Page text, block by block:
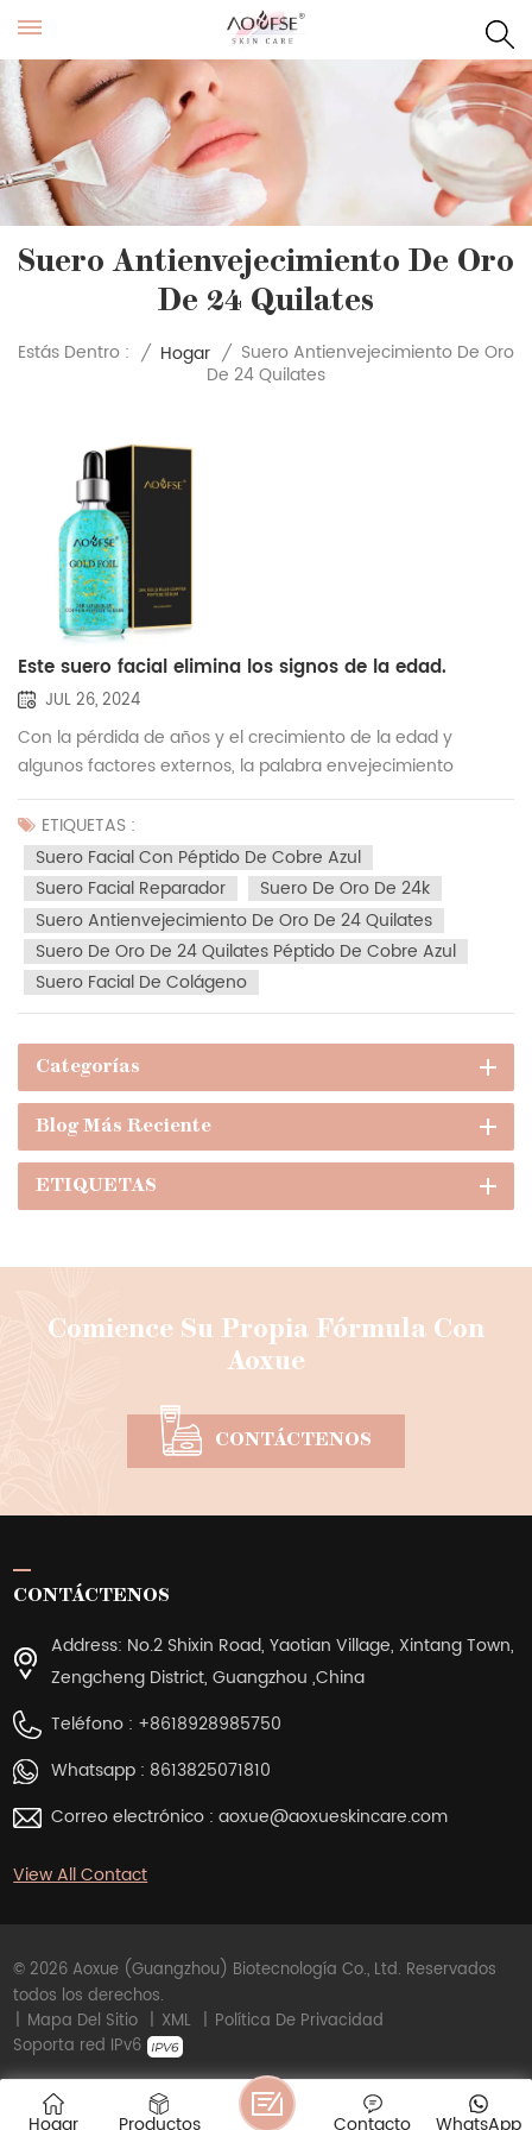
Suero Antienvejecimiento De Oro
De 24 Quilates
Estás Dentro : / Hogar / Suero Antienvejecimiento De Oro
De 24 Quilates
Este suero facial elimina los signos de la edad.
JUL 26, 2024
Con la pérdida de años y el crecimiento de la edad y
algunos factores externos, la palabra envejecimiento
siempre ha estado con nosotros, la piel tirante se relaja
gradualmente, el color de la piel empeora cada vez más y
las arrugas son cada vez más, en la actualidad. La...
ETIQUETAS :
Suero Facial Con Péptido De Cobre Azul
Suero Facial Reparador
Suero De Oro De 24k
Suero Antienvejecimiento De Oro De 24 Quilates
Suero De Oro De 24 Quilates Péptido De Cobre Azul
Suero Facial De Colágeno
Categorías
Blog Más Reciente
ETIQUETAS
Comience Su Propia Fórmula Con
Aoxue
CONTÁCTENOS
CONTÁCTENOS
Address: No.2 Shixin Road, Yaotian Village, Xintang Town,
Zengcheng District, Guangzhou ,China
Teléfono : +8618928985750
Whatsapp : 8613825071810
Correo electrónico : aoxue@aoxueskincare.com
View All Contact
© 2026 Aoxue (Guangzhou) Biotecnología Co., Ltd. Reservados
todos los derechos.
| Mapa Del Sitio | XML | Política De Privacidad
Soporta red IPv6
Hogar Productos WhatsApp
Contacto